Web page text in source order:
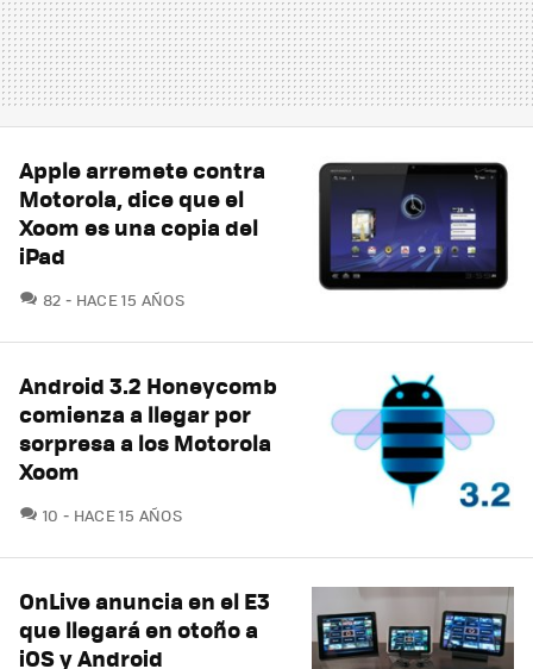
Apple arremete contra
Motorola, dice que el
Xoom es una copia del
iPad
82 COMENTARIOS
HACE 15 AÑOS
Android 3.2 Honeycomb
comienza a llegar por
sorpresa a los Motorola
Xoom
10 COMENTARIOS
HACE 15 AÑOS
OnLive anuncia en el E3
que llegará en otoño a
iOS y Android